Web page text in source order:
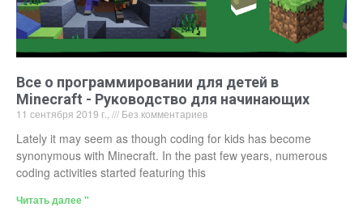
Все о программировании для детей в
Minecraft - Руководство для начинающих
11 сентября 2019 г., Без комментариев
Lately it may seem as though coding for kids has become
synonymous with Minecraft. In the past few years, numerous
coding activities started featuring this
Читать далее "